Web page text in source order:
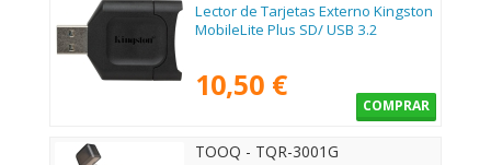
Lector de Tarjetas Externo Kingston
MobileLite Plus SD/ USB 3.2
10,50 €
COMPRAR
TOOQ - TQR-3001G